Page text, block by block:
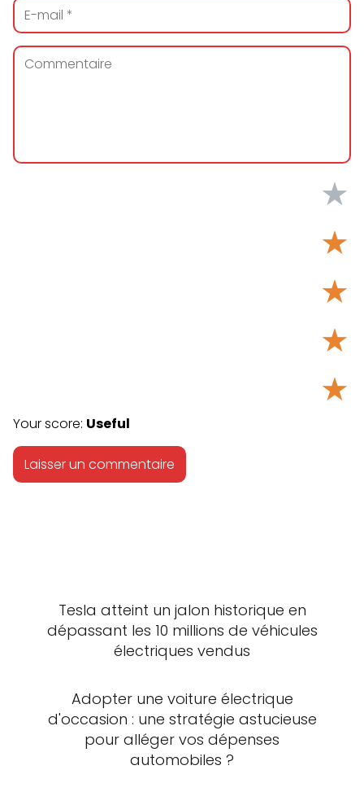
★
★
★
★
★
Your score: Useful
Tesla atteint un jalon historique en
dépassant les 10 millions de véhicules
électriques vendus
Adopter une voiture électrique
d'occasion : une stratégie astucieuse
pour alléger vos dépenses
automobiles ?